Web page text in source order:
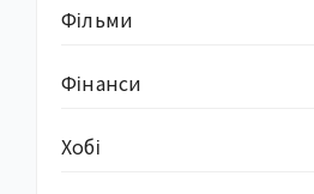
Фільми
Фінанси
Хобі